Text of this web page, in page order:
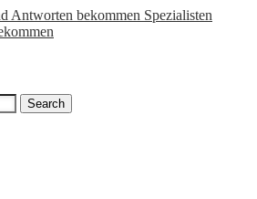
Spezialisten